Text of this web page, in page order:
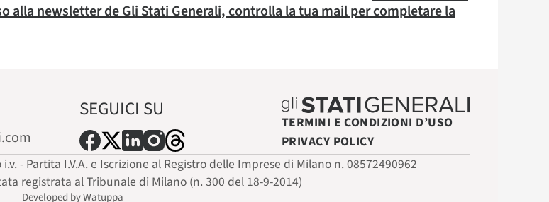
alla newsletter de Gli Stati Generali, controlla la tua mail per completare la
SEGUICI SU
TERMINI E CONDIZIONI D’USO
PRIVACY POLICY
- Partita I.V.A. e Iscrizione al Registro delle Imprese di Milano n. 08572490962
registrata al Tribunale di Milano (n. 300 del 18-9-2014)
Developed by Watuppa